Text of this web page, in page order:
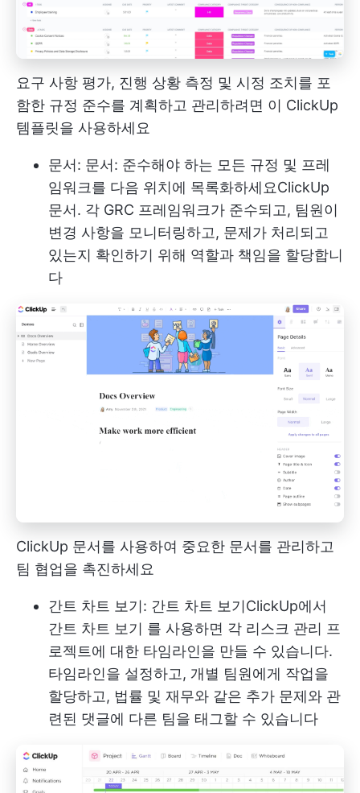
요구 사항 평가, 진행 상황 측정 및 시정 조치를 포
함한 규정 준수를 계획하고 관리하려면 이 ClickUp
템플릿을 사용하세요
문서: 문서: 준수해야 하는 모든 규정 및 프레
임워크를 다음 위치에 목록화하세요ClickUp
문서. 각 GRC 프레임워크가 준수되고, 팀원이
변경 사항을 모니터링하고, 문제가 처리되고
있는지 확인하기 위해 역할과 책임을 할당합니
다
ClickUp 문서를 사용하여 중요한 문서를 관리하고
팀 협업을 촉진하세요
간트 차트 보기: 간트 차트 보기ClickUp에서
간트 차트 보기 를 사용하면 각 리스크 관리 프
로젝트에 대한 타임라인을 만들 수 있습니다.
타임라인을 설정하고, 개별 팀원에게 작업을
할당하고, 법률 및 재무와 같은 추가 문제와 관
련된 댓글에 다른 팀을 태그할 수 있습니다